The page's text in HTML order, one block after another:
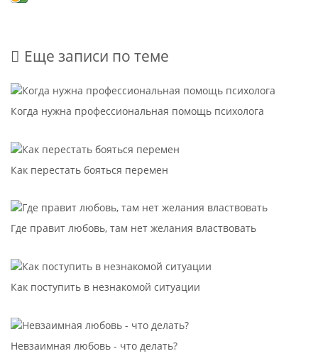
Еще записи по теме
Когда нужна профессиональная помощь психолога
Как перестать бояться перемен
Где правит любовь, там нет желания властвовать
Как поступить в незнакомой ситуации
Невзаимная любовь - что делать?